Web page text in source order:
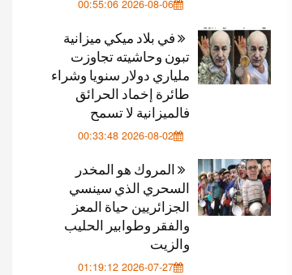
2026-08-06 00:55:06
في بلاد ميكي ميزانية
تبون وحاشيته تجاوزت
ملياري دولار سنويا وشراء
طائرة إخماد الحرائق
فالميزانية لا تسمح
2026-08-02 00:33:48
المروك هو المخدر
السحري الذي سينسي
الجزائريين حياة المعز
والفقر وطوابير الحليب
والزيت
2026-07-27 01:19:12